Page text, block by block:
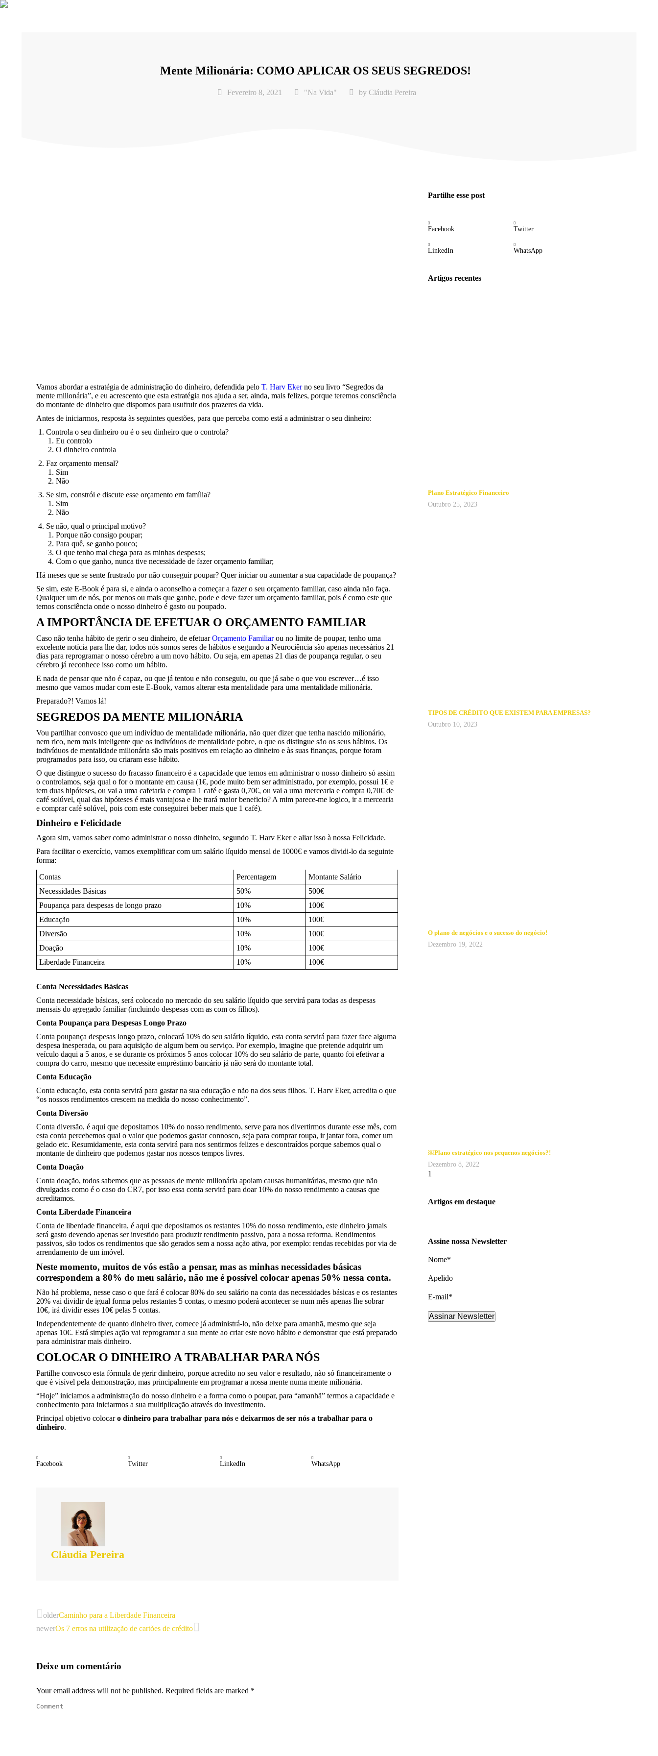
Mente Milionária: COMO APLICAR OS SEUS SEGREDOS!
Fevereiro 8, 2021 "Na Vida" by Cláudia Pereira
Vamos abordar a estratégia de administração do dinheiro, defendida pelo T. Harv Ekerno seu livro “Segredos da
mente milionária”, e eu acrescento que esta estratégia nos ajuda a ser, ainda, mais felizes, porque teremos consciência
do montante de dinheiro que dispomos para usufruir dos prazeres da vida.
Antes de iniciarmos, resposta às seguintes questões, para que perceba como está a administrar o seu dinheiro:
Controla o seu dinheiro ou é o seu dinheiro que o controla?
Eu controlo
O dinheiro controla
Faz orçamento mensal?
Sim
Não
Se sim, constrói e discute esse orçamento em família?
Sim
Não
Se não, qual o principal motivo?
Porque não consigo poupar;
Para quê, se ganho pouco;
O que tenho mal chega para as minhas despesas;
Com o que ganho, nunca tive necessidade de fazer orçamento familiar;
Há meses que se sente frustrado por não conseguir poupar? Quer iniciar ou aumentar a sua capacidade de poupança?
Se sim, este E-Book é para si, e ainda o aconselho a começar a fazer o seu orçamento familiar, caso ainda não faça.
Qualquer um de nós, por menos ou mais que ganhe, pode e deve fazer um orçamento familiar, pois é como este que
temos consciência onde o nosso dinheiro é gasto ou poupado.
A IMPORTÂNCIA DE EFETUAR O ORÇAMENTO FAMILIAR
Caso não tenha hábito de gerir o seu dinheiro, de efetuarOrçamento Familiarou no limite de poupar, tenho uma
excelente notícia para lhe dar, todos nós somos seres de hábitos e segundo a Neurociência são apenas necessários 21
dias para reprogramar o nosso cérebro a um novo hábito. Ou seja, em apenas 21 dias de poupança regular, o seu
cérebro já reconhece isso como um hábito.
E nada de pensar que não é capaz, ou que já tentou e não conseguiu, ou que já sabe o que vou escrever…é isso
mesmo que vamos mudar com este E-Book, vamos alterar esta mentalidade para uma mentalidade milionária.
Preparado?! Vamos lá!
SEGREDOS DA MENTE MILIONÁRIA
Vou partilhar convosco que um indivíduo de mentalidade milionária, não quer dizer que tenha nascido milionário,
nem rico, nem mais inteligente que os indivíduos de mentalidade pobre, o que os distingue são os seus hábitos. Os
indivíduos de mentalidade milionária são mais positivos em relação ao dinheiro e às suas finanças, porque foram
programados para isso, ou criaram esse hábito.
O que distingue o sucesso do fracasso financeiro é a capacidade que temos em administrar o nosso dinheiro só assim
o controlamos, seja qual o for o montante em causa (1€, pode muito bem ser administrado, por exemplo, possui 1€ e
tem duas hipóteses, ou vai a uma cafetaria e compra 1 café e gasta 0,70€, ou vai a uma mercearia e compra 0,70€ de
café solúvel, qual das hipóteses é mais vantajosa e lhe trará maior beneficio? A mim parece-me logico, ir a mercearia
e comprar café solúvel, pois com este conseguirei beber mais que 1 café).
Dinheiro e Felicidade
Agora sim, vamos saber como administrar o nosso dinheiro, segundo T. Harv Eker e aliar isso à nossa Felicidade.
Para facilitar o exercício, vamos exemplificar com um salário líquido mensal de 1000€ e vamos dividi-lo da seguinte
forma:
Contas
Percentagem
Montante Salário
Necessidades Básicas
50%
500€
Poupança para despesas de longo prazo
10%
100€
Educação
10%
100€
Diversão
10%
100€
Doação
10%
100€
Liberdade Financeira
10% 100€
Conta Necessidades Básicas
Conta necessidade básicas, será colocado no mercado do seu salário líquido que servirá para todas as despesas
mensais do agregado familiar (incluindo despesas com as com os filhos).
Conta Poupança para Despesas Longo Prazo
Conta poupança despesas longo prazo, colocará 10% do seu salário líquido, esta conta servirá para fazer face alguma
despesa inesperada, ou para aquisição de algum bem ou serviço. Por exemplo, imagine que pretende adquirir um
veículo daqui a 5 anos, e se durante os próximos 5 anos colocar 10% do seu salário de parte, quanto foi efetivar a
compra do carro, mesmo que necessite empréstimo bancário já não será do montante total.
Conta Educação
Conta educação, esta conta servirá para gastar na sua educação e não na dos seus filhos. T. Harv Eker, acredita o que
“os nossos rendimentos crescem na medida do nosso conhecimento”.
Conta Diversão
Conta diversão, é aqui que depositamos 10% do nosso rendimento, serve para nos divertirmos durante esse mês, com
esta conta percebemos qual o valor que podemos gastar connosco, seja para comprar roupa, ir jantar fora, comer um
gelado etc. Resumidamente, esta conta servirá para nos sentirmos felizes e descontraídos porque sabemos qual o
montante de dinheiro que podemos gastar nos nossos tempos livres.
Conta Doação
Conta doação, todos sabemos que as pessoas de mente milionária apoiam causas humanitárias, mesmo que não
divulgadas como é o caso do CR7, por isso essa conta servirá para doar 10% do nosso rendimento a causas que
acreditamos.
Conta Liberdade Financeira
Conta de liberdade financeira, é aqui que depositamos os restantes 10% do nosso rendimento, este dinheiro jamais
será gasto devendo apenas ser investido para produzir rendimento passivo, para a nossa reforma. Rendimentos
passivos, são todos os rendimentos que são gerados sem a nossa ação ativa, por exemplo: rendas recebidas por via de
arrendamento de um imóvel.
Neste momento, muitos de vós estão a pensar, mas as minhas necessidades básicas
correspondem a 80% do meu salário, não me é possível colocar apenas 50% nessa conta.
Não há problema, nesse caso o que fará é colocar 80% do seu salário na conta das necessidades básicas e os restantes
20% vai dividir de igual forma pelos restantes 5 contas, o mesmo poderá acontecer se num mês apenas lhe sobrar
10€, irá dividir esses 10€ pelas 5 contas.
Independentemente de quanto dinheiro tiver, comece já administrá-lo, não deixe para amanhã, mesmo que seja
apenas 10€. Está simples ação vai reprogramar a sua mente ao criar este novo hábito e demonstrar que está preparado
para administrar mais dinheiro.
COLOCAR O DINHEIRO A TRABALHAR PARA NÓS
Partilhe convosco esta fórmula de gerir dinheiro, porque acredito no seu valor e resultado, não só financeiramente o
que é visível pela demonstração, mas principalmente em programar a nossa mente numa mente milionária.
“Hoje” iniciamos a administração do nosso dinheiro e a forma como o poupar, para “amanhã” termos a capacidade e
conhecimento para iniciarmos a sua multiplicação através do investimento.
Principal objetivo colocaro dinheiro para trabalhar para nós e deixarmos de ser nós a trabalhar para o
dinheiro.
Facebook Twitter LinkedIn WhatsApp
Cláudia Pereira
olderCaminho para a Liberdade Financeira
newerOs 7 erros na utilização de cartões de crédito
Deixe um comentário
Your email address will not be published. Required fields are marked *
Comment
Partilhe esse post
Facebook Twitter
LinkedIn WhatsApp
Artigos recentes
Plano Estratégico Financeiro
Outubro 25, 2023
TIPOS DE CRÉDITO QUE EXISTEM PARA EMPRESAS?
Outubro 10, 2023
O plano de negócios e o sucesso do negócio!
Dezembro 19, 2022
￼Plano estratégico nos pequenos negócios?!
Dezembro 8, 2022
Artigos em destaque
Assine nossa Newsletter
Nome*
Apelido
E-mail*